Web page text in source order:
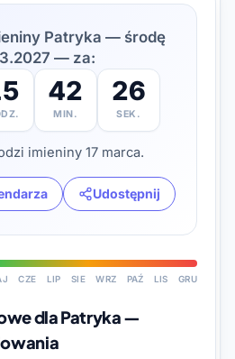
Patryka — środę
— za:
42
MIN.
25
SEK.
imieniny 17 marca.
Udostępnij
CZE LIP SIE WRZ PAŹ LIS GRU
dla Patryka —